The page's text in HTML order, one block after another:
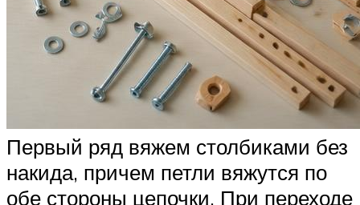
Первый ряд вяжем столбиками без
накида, причем петли вяжутся по
обе стороны цепочки. При переходе